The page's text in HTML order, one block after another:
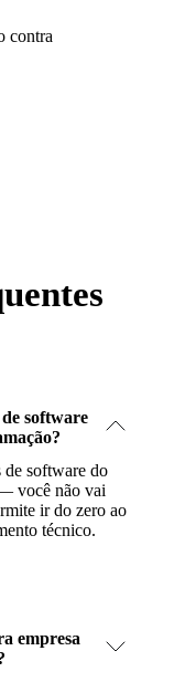
contra
software
de software do
você não vai
ir do zero ao
técnico.
empresa